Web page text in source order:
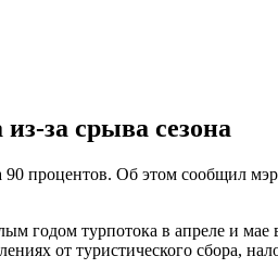
за срыва сезона
процентов. Об этом сообщил
годом турпотока в апреле и
от туристического сбора,